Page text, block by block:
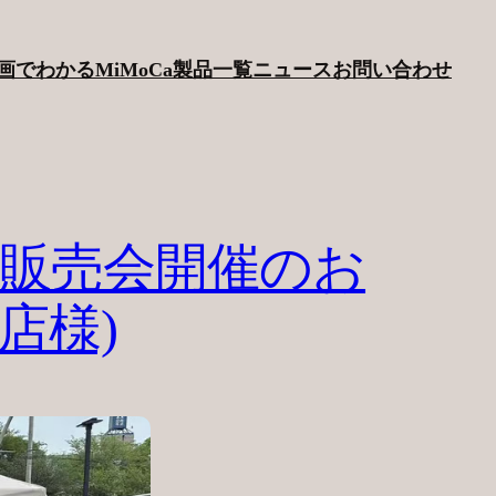
でわかるMiMoCa製品一覧ニュースお問い合わせ
売会開催のお
様)